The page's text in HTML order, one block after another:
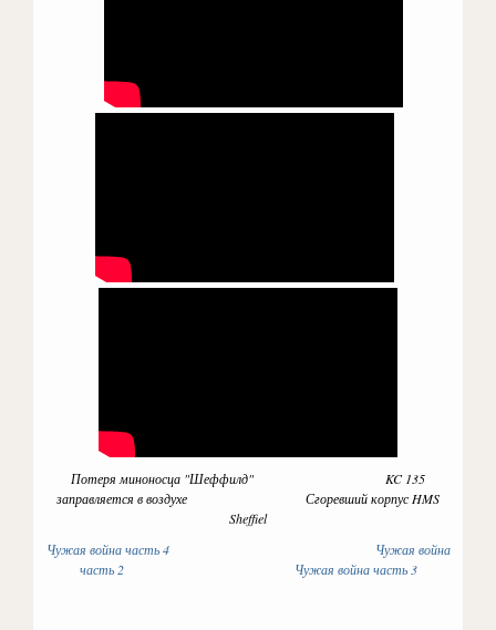
Потеря миноносца "Шеффилд" KC 135
заправляется в воздухе Сгоревший корпус HMS
Sheffiel
Чужая война часть 4
Чужая война
часть 2
Чужая война часть 3